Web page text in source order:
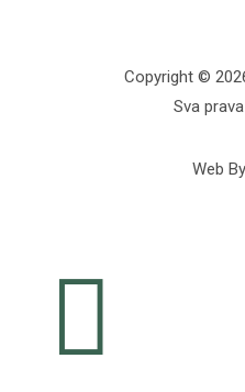
Copyright ©
Sva
Web
